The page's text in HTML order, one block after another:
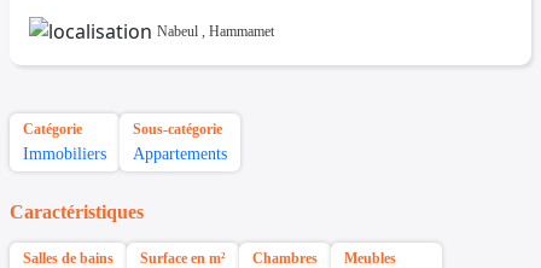
Nabeul , Hammamet
Catégorie
Immobiliers
Sous-catégorie
Appartements
Caractéristiques
Salles de bains Surface en m² Chambres Meubles